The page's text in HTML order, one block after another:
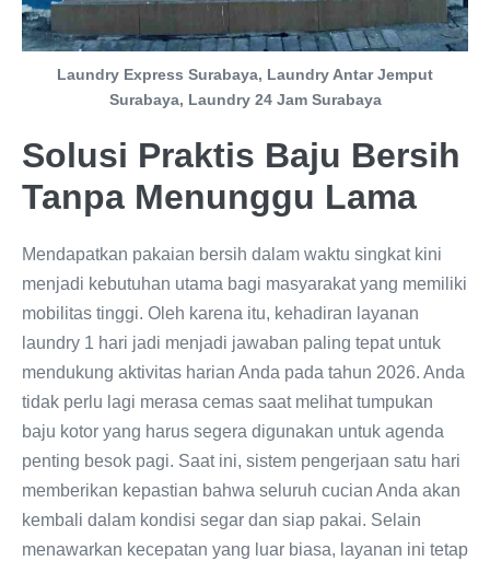
Laundry Express Surabaya, Laundry Antar Jemput
Surabaya, Laundry 24 Jam Surabaya
Solusi Praktis Baju Bersih
Tanpa Menunggu Lama
Mendapatkan pakaian bersih dalam waktu singkat kini
menjadi kebutuhan utama bagi masyarakat yang memiliki
mobilitas tinggi. Oleh karena itu, kehadiran layanan
laundry 1 hari jadi menjadi jawaban paling tepat untuk
mendukung aktivitas harian Anda pada tahun 2026. Anda
tidak perlu lagi merasa cemas saat melihat tumpukan
baju kotor yang harus segera digunakan untuk agenda
penting besok pagi. Saat ini, sistem pengerjaan satu hari
memberikan kepastian bahwa seluruh cucian Anda akan
kembali dalam kondisi segar dan siap pakai. Selain
menawarkan kecepatan yang luar biasa, layanan ini tetap